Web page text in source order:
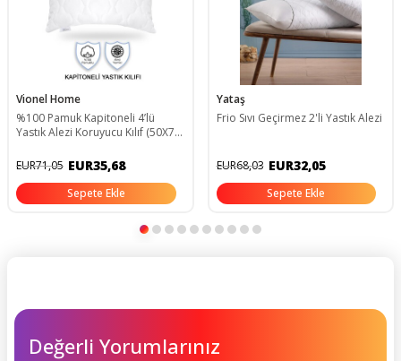
Vionel Home
%100 Pamuk Kapitoneli 4’lü
Yastık Alezi Koruyucu Kılıf (50X70
EUR71,05 EUR35,68
Sepete Ekle
Yataş
Frio Sıvı Geçirmez 2'li Yastık Alezi
EUR68,03 EUR32,05
Sepete Ekle
Değerli Yorumlarınız